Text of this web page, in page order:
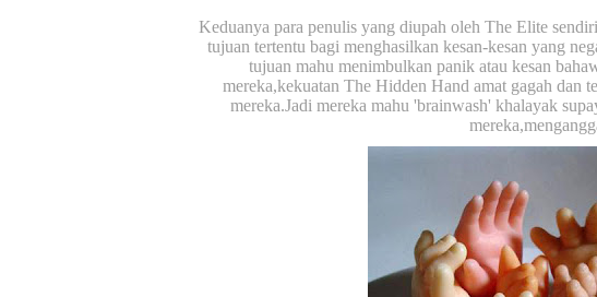
Keduanya para penulis yang diupah oleh The Elite
tujuan tertentu bagi menghasilkan kesan-kesan yang
tujuan mahu menimbulkan panik atau kesan
mereka,kekuatan The Hidden Hand amat gagah dan
mereka.Jadi mereka mahu 'brainwash' khalayak